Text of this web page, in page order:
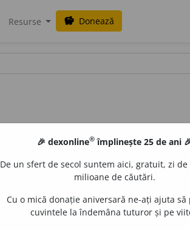
Resurse savings Donează
🎉 dexonline® împlinește 25 de ani
De un sfert de secol suntem aici, gratuit, zi
milioane de căutări.
Cu o mică donație aniversară ne-ați ajuta să
cuvintele la îndemâna tuturor și pe